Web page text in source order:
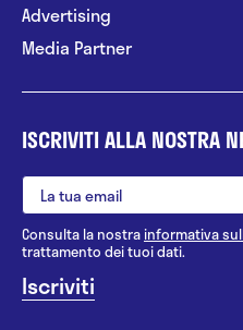
Advertising
Media Partner
ISCRIVITI ALLA NOSTRA
Consulta la nostrainformativa
trattamento dei tuoi dati.